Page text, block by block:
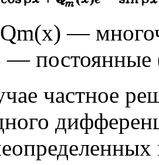
—
— постоянные
частное